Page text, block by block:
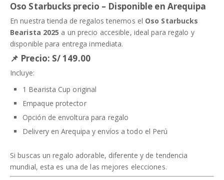
Oso Starbucks precio – Disponible en Arequipa
En nuestra tienda de regalos tenemos el Oso Starbucks
Bearista 2025 a un precio accesible, ideal para regalo y
disponible para entrega inmediata.
📌 Precio: S/ 149.00
Incluye:
1 Bearista Cup original
Empaque protector
Opción de envoltura para regalo
Delivery en Arequipa y envíos a todo el Perú
Si buscas un regalo adorable, diferente y de tendencia
mundial, esta es una de las mejores elecciones.